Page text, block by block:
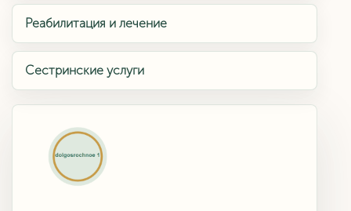
Реабилитация и лечение
Сестринские услуги